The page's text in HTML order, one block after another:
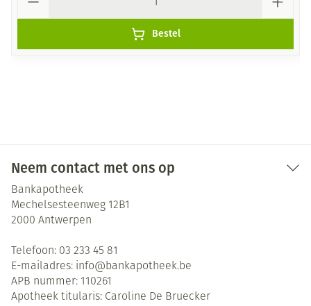
Bestel
Neem contact met ons op
Bankapotheek
Mechelsesteenweg 12B1
2000 Antwerpen
Telefoon: 03 233 45 81
E-mailadres: info@bankapotheek.be
APB nummer: 110261
Apotheek titularis: Caroline De Bruecker